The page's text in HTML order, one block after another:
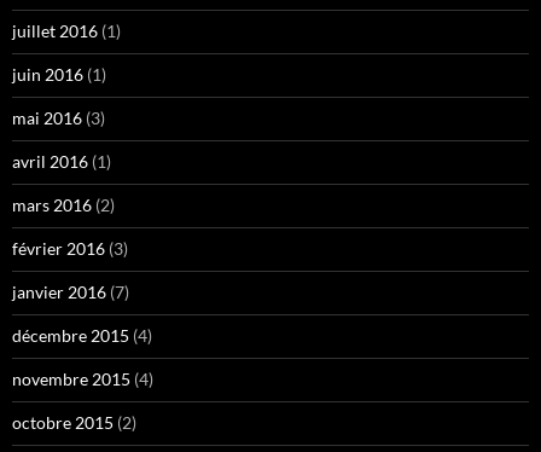
juillet 2016 (1)
juin 2016 (1)
mai 2016 (3)
avril 2016 (1)
mars 2016 (2)
février 2016 (3)
janvier 2016 (7)
décembre 2015 (4)
novembre 2015 (4)
octobre 2015 (2)